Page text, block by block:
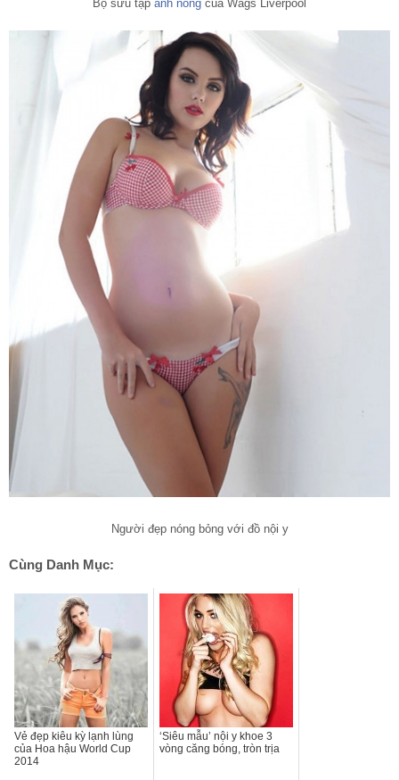
Bộ sưu tập ảnh nóng của Wags Liverpool
Người đẹp nóng bỏng với đồ nội y
Cùng Danh Mục:
Vẻ đẹp kiêu kỳ lạnh lùng
của Hoa hậu World Cup
2014
‘Siêu mẫu’ nội y khoe 3
vòng căng bóng, tròn trịa